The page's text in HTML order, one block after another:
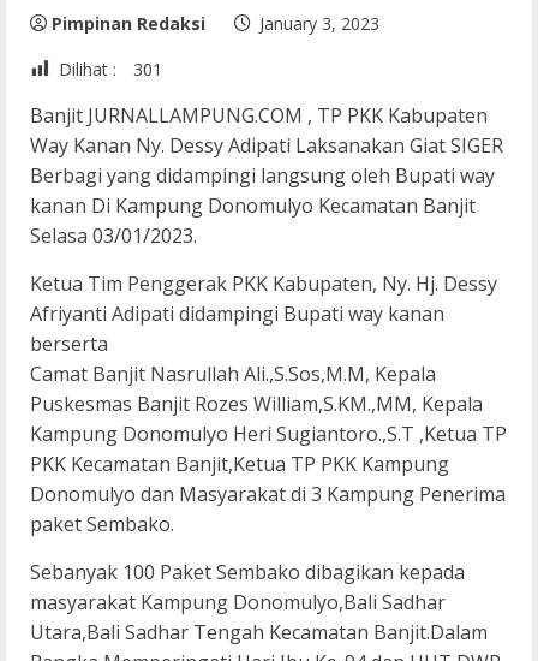
Pimpinan Redaksi
January 3, 2023
Dilihat :
301
Banjit JURNALLAMPUNG.COM , TP PKK Kabupaten
Way Kanan Ny. Dessy Adipati Laksanakan Giat SIGER
Berbagi yang didampingi langsung oleh Bupati way
kanan Di Kampung Donomulyo Kecamatan Banjit
Selasa 03/01/2023.
Ketua Tim Penggerak PKK Kabupaten, Ny. Hj. Dessy
Afriyanti Adipati didampingi Bupati way kanan
berserta
Camat Banjit Nasrullah Ali.,S.Sos,M.M, Kepala
Puskesmas Banjit Rozes William,S.KM.,MM, Kepala
Kampung Donomulyo Heri Sugiantoro.,S.T ,Ketua TP
PKK Kecamatan Banjit,Ketua TP PKK Kampung
Donomulyo dan Masyarakat di 3 Kampung Penerima
paket Sembako.
Sebanyak 100 Paket Sembako dibagikan kepada
masyarakat Kampung Donomulyo,Bali Sadhar
Utara,Bali Sadhar Tengah Kecamatan Banjit.Dalam